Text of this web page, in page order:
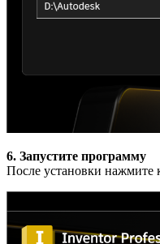
6. Запустите программу
После установки нажмите